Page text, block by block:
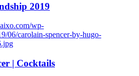
2019
wp-
06/carolain-spencer-by-hugo-
| Cocktails